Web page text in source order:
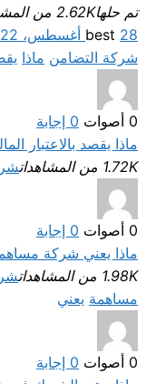
تم حلها2.62K من المشاهدات
best 28 أغسطس، 2022
شركة التضامن ماذا
0 أصوات 0 إجابة
ماذا يقصد بالاعتبار
1.72K من المشاهدات
0 أصوات 0 إجابة
ماذا يعني شركة
1.98K من المشاهدات
مساهمة يعني
0 أصوات 0 إجابة